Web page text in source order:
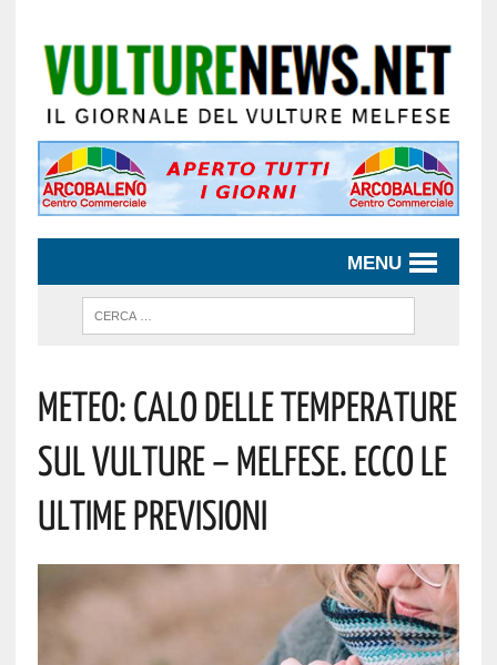
MENU
Meteo: Calo Delle Temperature
Sul Vulture – Melfese. Ecco Le
Ultime Previsioni